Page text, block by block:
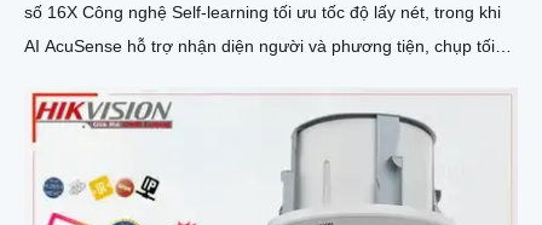
số 16X Công nghệ Self-learning tối ưu tốc độ lấy nét, trong khi
AI AcuSense hỗ trợ nhận diện người và phương tiện, chụp tối